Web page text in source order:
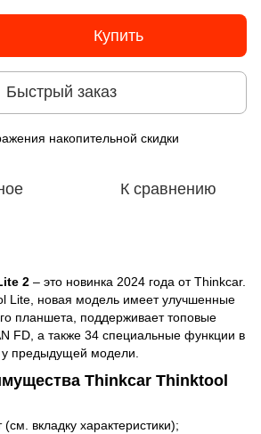
Купить
Быстрый заказ
накопительной скидки
К сравнению
2 – это новинка 2024 года от Thinkcar.
Lite, новая модель имеет улучшенные
планшета, поддерживает топовые
FD, а также 34 специальные функции в
у предыдущей модели.
Thinkcar Thinktool
вкладку характеристики);